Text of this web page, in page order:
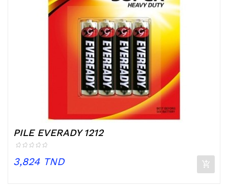
PILE EVERADY 1212
Prix
3,824 TND